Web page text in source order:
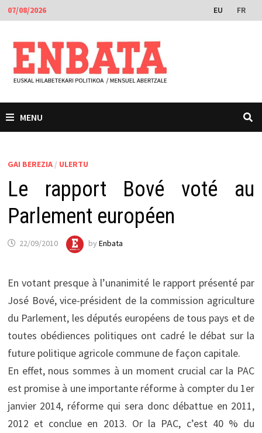
Skip
to
content
07/08/2026 EU FR
MENU
GAI BEREZIA/ ULERTU
Le rapport Bové voté au
Parlement européen
22/09/2010 by Enbata
En votant presque à l’unanimité le rapport présenté par
José Bové, vice-président de la commission agriculture
du Parlement, les députés européens de tous pays et de
toutes obédiences politiques ont cadré le débat sur la
future politique agricole commune de façon capitale.
En effet, nous sommes à un moment crucial car la PAC
est promise à une importante réforme à compter du 1er
janvier 2014, réforme qui sera donc débattue en 2011,
2012 et conclue en 2013. Or la PAC, c’est 40 % du